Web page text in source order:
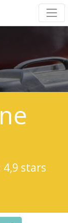
stars